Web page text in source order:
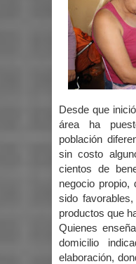
Desde que
área ha
población
sin costo
cientos de
negocio propio,
sido
productos que
Quienes
domicilio
elaboración,